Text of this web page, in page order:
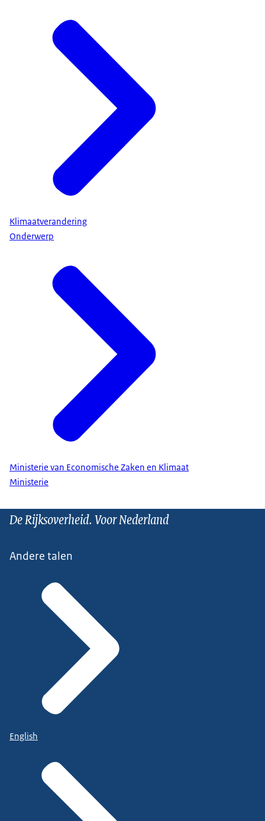
Klimaatverandering
Onderwerp
Ministerie van Economische Zaken en Klimaat
Ministerie
De Rijksoverheid. Voor Nederland
Andere talen
English